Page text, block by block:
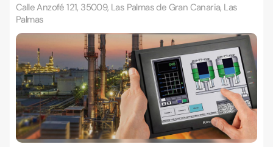
Calle Anzofé 121, 35009, Las Palmas de Gran Canaria, Las
Palmas